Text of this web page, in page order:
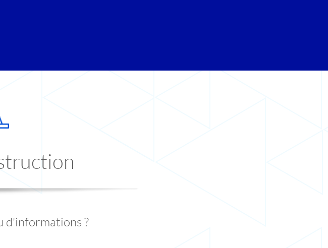
d'informations ?